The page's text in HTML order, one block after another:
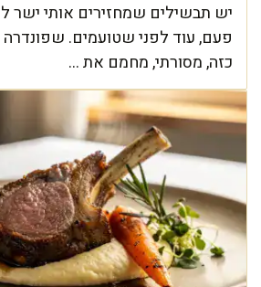
יש תבשילים שמחזירים אותי ישר
פעם, עוד לפני שטועמים.
כזה, מסורתי, מחמם את ...